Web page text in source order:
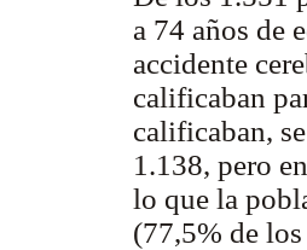
a 74 años de
accidente
calificaban
calificaban,
1.138, pero
lo que la
(77,5% de